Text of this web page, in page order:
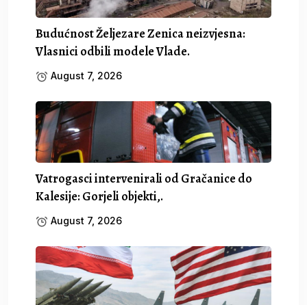
Budućnost Željezare Zenica neizvjesna:
Vlasnici odbili modele Vlade.
August 7, 2026
Vatrogasci intervenirali od Gračanice do
Kalesije: Gorjeli objekti,.
August 7, 2026